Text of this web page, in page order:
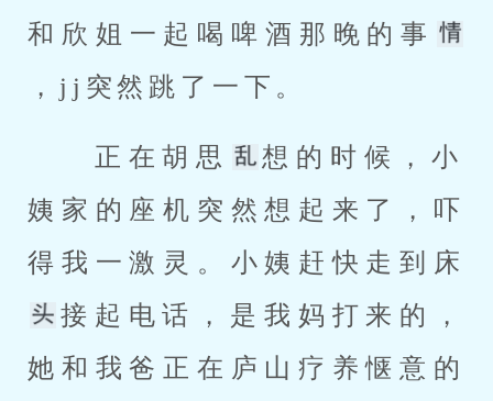
和欣姐一起喝啤酒那晚的事
，jj突然跳了一下。
正在胡思
想的时候，小
姨家的座机突然想起来了，吓
得我一激灵。小姨赶快走到床
接起电话，是我妈打来的，
她和我爸正在庐山疗养惬意的